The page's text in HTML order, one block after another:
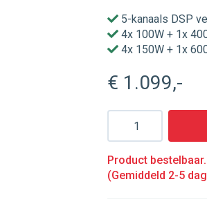
5-kanaals DSP
4x 100W + 1x
4x 150W + 1x
€ 1.099,-
Aantal
Product
(Gemiddeld 2-5